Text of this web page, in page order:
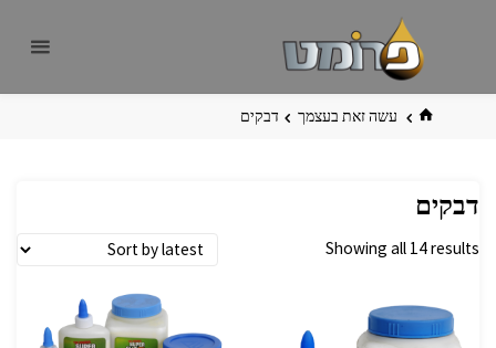
בית עשה זאת בעצמך דבקים
דבקים
Showing all 14 results